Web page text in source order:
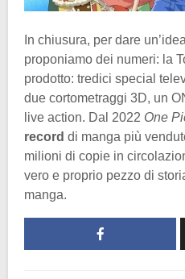
In chiusura, per dare
proponiamo dei numeri: la
prodotto: tredici special
due cortometraggi 3D, un
live action. Dal 2022 One
record di manga più
milioni di copie in
vero e proprio pezzo di
manga.